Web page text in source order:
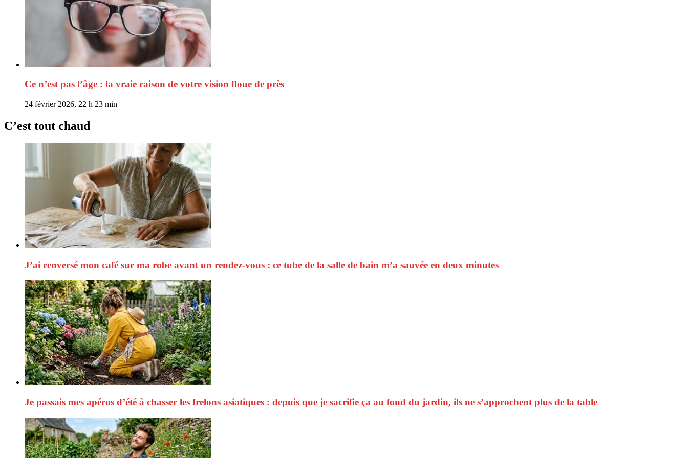
Ce n’est pas l’âge : la vraie raison de votre vision floue de près
24 février 2026, 22 h 23 min
C’est tout chaud
J’ai renversé mon café sur ma robe avant un rendez-vous : ce tube de la salle de bain m’a sauvée en deux minutes
Je passais mes apéros d’été à chasser les frelons asiatiques : depuis que je sacrifie ça au fond du jardin, ils ne s’approchent plus de la table